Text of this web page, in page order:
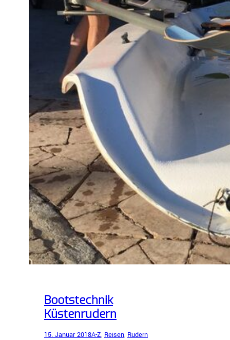
Bootstechnik
Küstenrudern
15. Januar 2018A-Z, Reisen, Rudern